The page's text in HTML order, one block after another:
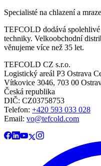
Specialisté na chlazení a
TEFCOLD dodává
techniky. Velkoobchodní
věnujeme více než 35 let.
TEFCOLD CZ s.r.o.
Logistický areál P3 Ostrava
Vítkovice 3046, 703 00
Česká republika
DIČ: CZ03758753​​​​​​
Telefon: +420 593 033 028
Email: vo@tefcold.com